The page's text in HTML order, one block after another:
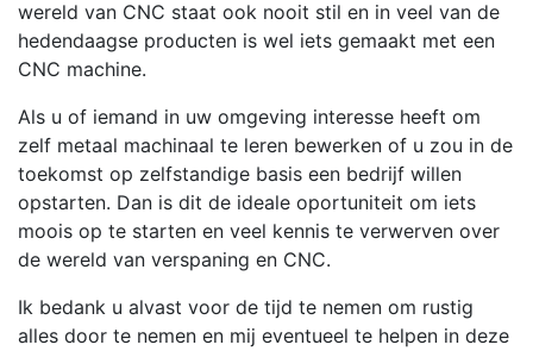
wereld van CNC staat ook nooit stil en in veel van de
hedendaagse producten is wel iets gemaakt met een
CNC machine.
Als u of iemand in uw omgeving interesse heeft om
zelf metaal machinaal te leren bewerken of u zou in de
toekomst op zelfstandige basis een bedrijf willen
opstarten. Dan is dit de ideale oportuniteit om iets
moois op te starten en veel kennis te verwerven over
de wereld van verspaning en CNC.
Ik bedank u alvast voor de tijd te nemen om rustig
alles door te nemen en mij eventueel te helpen in deze